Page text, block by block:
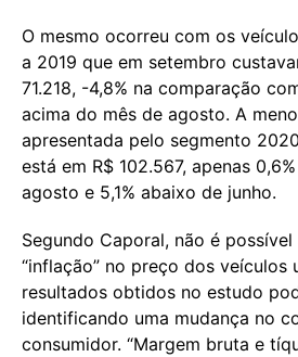
O mesmo ocorreu com os
a 2019 que em setembro
71.218, -4,8% na comparação
acima do mês de agosto. A
apresentada pelo segmento
está em R$ 102.567, apenas
agosto e 5,1% abaixo de junho.
Segundo Caporal, não é
“inflação” no preço dos veículos
resultados obtidos no estudo
identificando uma mudança no
consumidor. “Margem bruta e